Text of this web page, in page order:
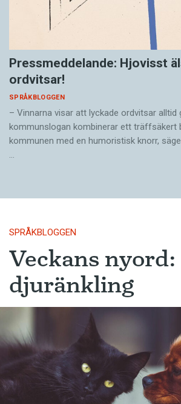
Pressmeddelande: Hjovisst
ordvitsar!
SPRÅKBLOGGEN
– Vinnarna visar att lyckade ordvitsar alltid
kommunslogan kombinerar ett träffsäkert
kommunen med en humoristisk knorr,
SPRÅKBLOGGEN
Veckans nyord:
djuränkling